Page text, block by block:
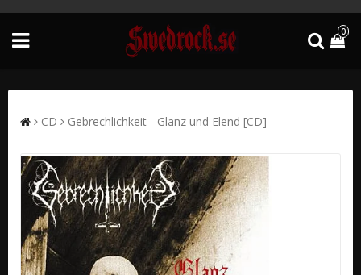
0
CD Gebrechlichkeit - Glanz und Elend [CD]